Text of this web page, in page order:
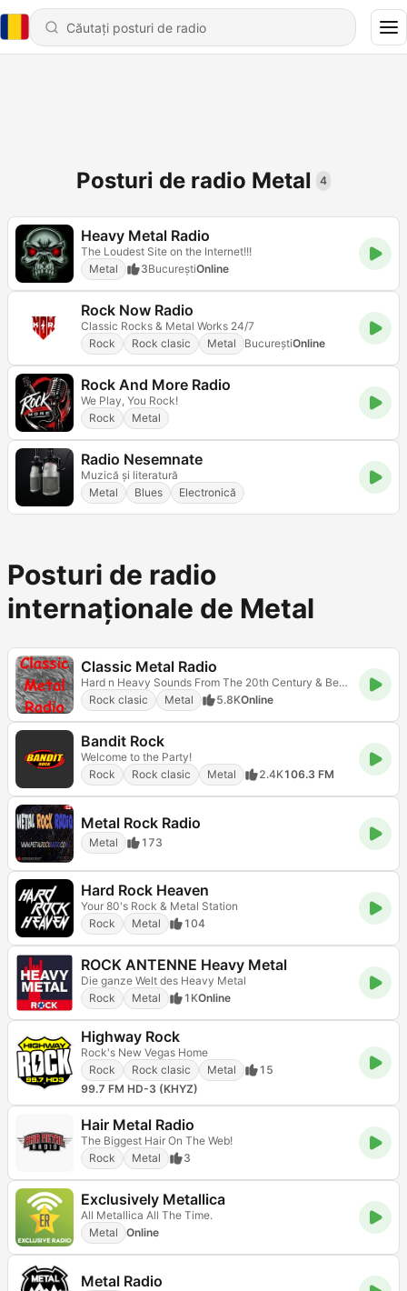
Posturi de radio Metal 4
Heavy Metal Radio
The Loudest Site on the Internet!!!
Metal
3BucureştiOnline
Rock Now Radio
Classic Rocks & Metal Works 24/7
Rock
Rock clasic Metal BucureştiOnline
Rock And More Radio
We Play, You Rock!
Rock
Metal
Radio Nesemnate
Muzică și literatură
Metal
Blues Electronică
Posturi de radio
internaționale de Metal
Classic Metal Radio
Hard n Heavy Sounds From The 20th Century & Beyond
Rock clasic
Metal 5.8KOnline
Bandit Rock
Welcome to the Party!
Rock
Rock clasic Metal 2.4K106.3 FM
Metal Rock Radio
Metal 173
Hard Rock Heaven
Your 80's Rock & Metal Station
Rock
Metal 104
ROCK ANTENNE Heavy Metal
Die ganze Welt des Heavy Metal
Rock
Metal 1KOnline
Highway Rock
Rock's New Vegas Home
Rock
Rock clasic Metal
15
99.7 FM HD-3 (KHYZ)
Hair Metal Radio
The Biggest Hair On The Web!
Rock
Metal 3
Exclusively Metallica
All Metallica All The Time.
Metal
Online
Metal Radio